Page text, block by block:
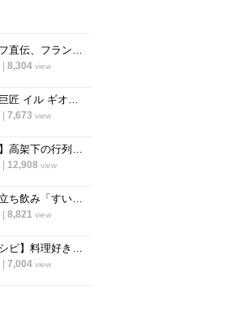
フレンチシェフ直伝、フランスの家庭料理『ジャガイモとミートソースのグラタン』の作り方
8,304 view
イタリアンの巨匠 イル ギオットーネ笹島シェフ直伝「ボンゴレビアンコ」の作り方
7,673 view
【レシピ動画】高架下の行列ラーメン店「大中」にプロのチャーハンを教わる！
12,908 view
京都の超人気立ち飲み「すいば」が美味しい『から揚げ』の作り方を伝授！
8,821 view
【京都名店レシピ】料理好き必見！京名物の鯖寿司を自宅でつくる！「酒房わかば」
7,004 view